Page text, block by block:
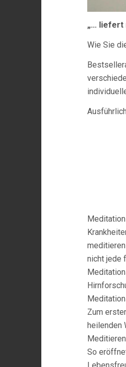
„… liefert
Wie Sie
nicht jede
Zum
heilenden
So